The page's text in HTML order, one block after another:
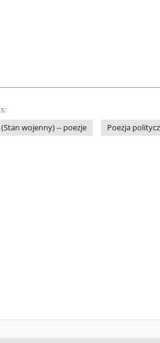
(Stan wojenny) -- poezje
Poezja